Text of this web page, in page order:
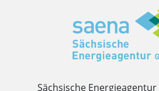
Sächsische Energieagentur